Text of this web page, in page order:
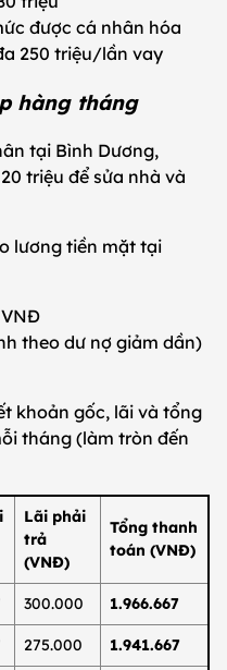
được cá nhân hóa
250 triệu/lần vay
hàng tháng
tại Bình Dương,
triệu để sửa nhà và
lương tiền mặt tại
theo dư nợ giảm dần)
khoản gốc, lãi và tổng
tháng (làm tròn đến
Lãi phải
trả
(VNĐ)
Tổng thanh
toán (VNĐ)
300.000 1.966.667
275.000 1.941.667